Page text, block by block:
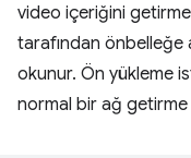
video içeriğini
tarafından önbelleğe
okunur. Ön yükleme
normal bir ağ getirme